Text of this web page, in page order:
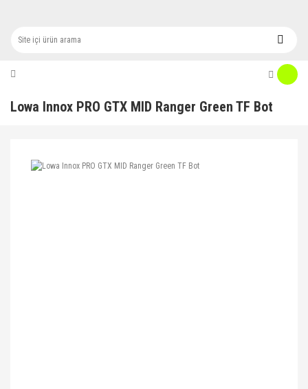
Lowa Innox PRO GTX MID Ranger Green TF Bot